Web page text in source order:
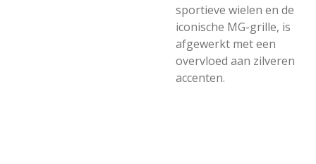
sportieve wielen en de
iconische MG-grille, is
afgewerkt met een
overvloed aan zilveren
accenten.